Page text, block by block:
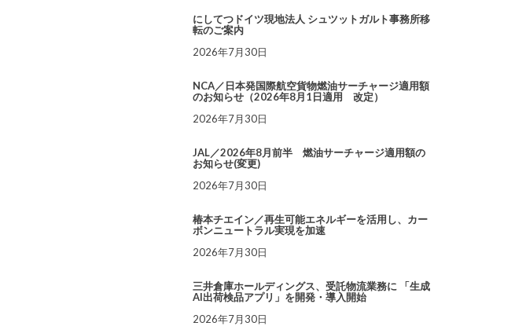
にしてつドイツ現地法人 シュツットガルト事務所移
転のご案内
2026年7月30日
NCA／日本発国際航空貨物燃油サーチャージ適用額
のお知らせ（2026年8月1日適用 改定）
2026年7月30日
JAL／2026年8月前半 燃油サーチャージ適用額の
お知らせ(変更)
2026年7月30日
椿本チエイン／再生可能エネルギーを活用し、カー
ボンニュートラル実現を加速
2026年7月30日
三井倉庫ホールディングス、受託物流業務に 「生成
AI出荷検品アプリ」を開発・導入開始
2026年7月30日